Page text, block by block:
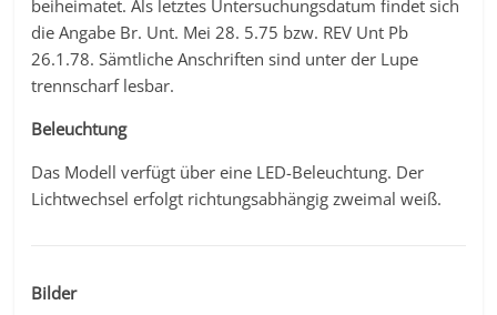
beiheimatet. Als letztes Untersuchungsdatum findet sich
die Angabe Br. Unt. Mei 28. 5.75 bzw. REV Unt Pb
26.1.78. Sämtliche Anschriften sind unter der Lupe
trennscharf lesbar.
Beleuchtung
Das Modell verfügt über eine LED-Beleuchtung. Der
Lichtwechsel erfolgt richtungsabhängig zweimal weiß.
Bilder